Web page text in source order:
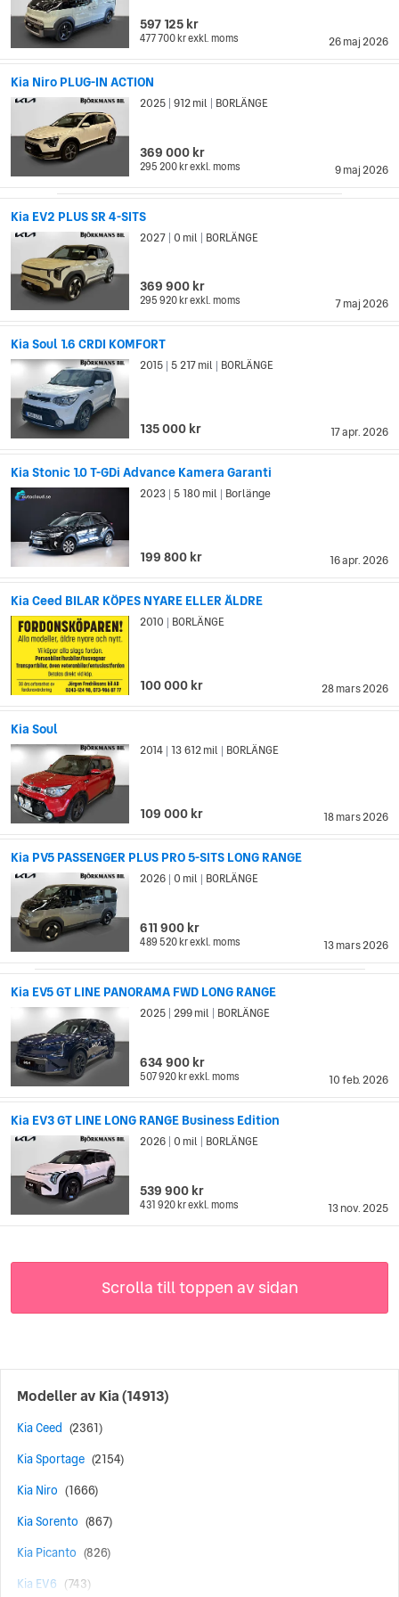
26 maj 2026
597 125 kr
477 700 krexkl. moms
Kia Niro PLUG-IN ACTION
9 maj 2026
2025 912 mil BORLÄNGE
369 000 kr
295 200 krexkl. moms
Kia EV2 PLUS SR 4-SITS
7 maj 2026
2027 0 mil BORLÄNGE
369 900 kr
295 920 krexkl. moms
Kia Soul 1.6 CRDI KOMFORT
17 apr. 2026
2015 5 217 mil BORLÄNGE
135 000 kr
Kia Stonic 1.0 T-GDi Advance Kamera Garanti
16 apr. 2026
2023 5 180 mil Borlänge
199 800 kr
Kia Ceed BILAR KÖPES NYARE ELLER ÄLDRE
28 mars 2026
2010 BORLÄNGE
100 000 kr
Kia Soul
18 mars 2026
2014 13 612 mil BORLÄNGE
109 000 kr
Kia PV5 PASSENGER PLUS PRO 5-SITS LONG RANGE
13 mars 2026
2026 0 mil BORLÄNGE
611 900 kr
489 520 krexkl. moms
Kia EV5 GT LINE PANORAMA FWD LONG RANGE
10 feb. 2026
2025 299 mil BORLÄNGE
634 900 kr
507 920 krexkl. moms
Kia EV3 GT LINE LONG RANGE Business Edition
13 nov. 2025
2026 0 mil BORLÄNGE
539 900 kr
431 920 krexkl. moms
Scrolla till toppen av sidan
Modeller av Kia(14913)
Kia Ceed (2361)
Kia Sportage (2154)
Kia Niro (1666)
Kia Sorento (867)
Kia Picanto (826)
Kia EV6 (743)